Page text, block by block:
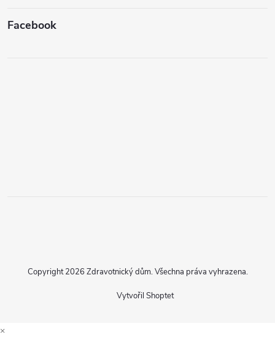
Facebook
Vytvořil Shoptet
Copyright 2026 Zdravotnický dům. Všechna práva vyhrazena.
×